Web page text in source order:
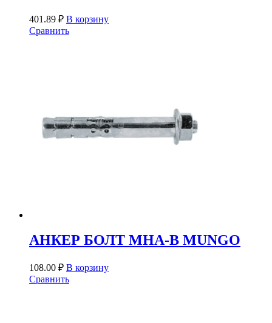
401.89 ₽ В корзину
Сравнить
АНКЕР БОЛТ MHA-B MUNGO
108.00 ₽ В корзину
Сравнить